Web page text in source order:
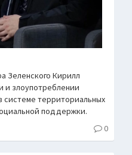
Зеленского Кирилл
и злоупотреблении
системе территориальных
поддержки.
0